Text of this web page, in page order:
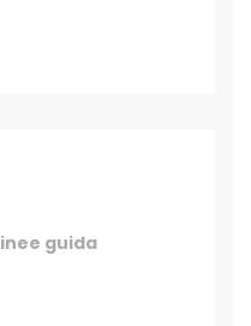
guida